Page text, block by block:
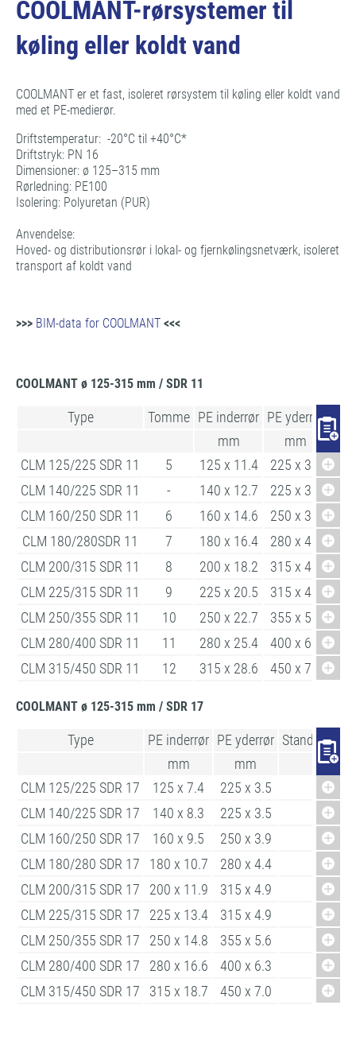
COOLMANT-rørsystemer til
køling eller koldt vand
COOLMANT er et fast, isoleret rørsystem til køling eller koldt vand
med et PE-medierør.
Driftstemperatur: -20°C til +40°C*
Driftstryk: PN 16
Dimensioner: ø 125–315 mm
Rørledning: PE100
Isolering: Polyuretan (PUR)
Anvendelse:
Hoved- og distributionsrør i lokal- og fjernkølingsnetværk, isoleret
transport af koldt vand
>>> BIM-data for COOLMANT <<<
COOLMANT ø 125-315 mm / SDR 11
Type Tomme PE inderrør PE yderrør
mm
mm
CLM 125/225 SDR 11
5 125 x 11.4
225 x 3.5
CLM 140/225 SDR 11
- 140 x 12.7
225 x 3.5
CLM 160/250 SDR 11
6 160 x 14.6
250 x 3.9
CLM 180/280SDR 11
7 180 x 16.4
280 x 4.4
CLM 200/315 SDR 11
8 200 x 18.2
315 x 4.9
CLM 225/315 SDR 11
9 225 x 20.5
315 x 4.9
CLM 250/355 SDR 11
10 250 x 22.7
355 x 5.6
CLM 280/400 SDR 11
11 280 x 25.4
400 x 6.3
CLM 315/450 SDR 11
12 315 x 28.6 450 x 7.0
COOLMANT ø 125-315 mm / SDR 17
Type PE inderrør PE yderrør
mm
mm
m
CLM 125/225 SDR 17
125 x 7.4 225 x 3.5
6/12
CLM 140/225 SDR 17
140 x 8.3 225 x 3.5
6/12
CLM 160/250 SDR 17
160 x 9.5 250 x 3.9
6/12
CLM 180/280 SDR 17
180 x 10.7 280 x 4.4
6/12
CLM 200/315 SDR 17
200 x 11.9 315 x 4.9
6/12
CLM 225/315 SDR 17
225 x 13.4 315 x 4.9
6/12
CLM 250/355 SDR 17
250 x 14.8 355 x 5.6
6/12
CLM 280/400 SDR 17
280 x 16.6 400 x 6.3
6/12
CLM 315/450 SDR 17
315 x 18.7 450 x 7.0 6/12